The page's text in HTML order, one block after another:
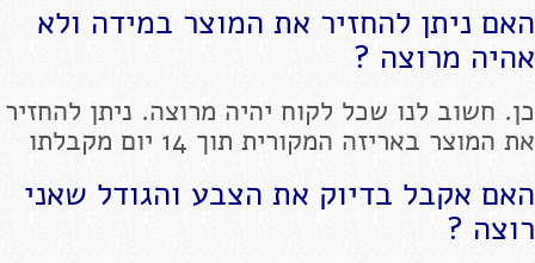
האם ניתן להחזיר את המוצר במידה ולא
אהיה מרוצה ?
כן. חשוב לנו שכל לקוח יהיה מרוצה. ניתן להחזיר
את המוצר באריזה המקורית תוך 14 יום מקבלתו
האם אקבל בדיוק את הצבע והגודל שאני
רוצה ?